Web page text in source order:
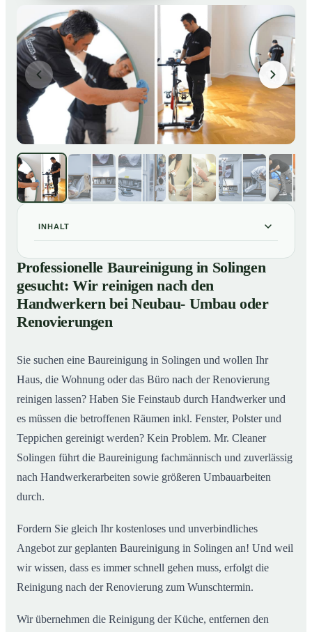
INHALT
01 Professionelle Baureinigung in Solingen gesucht: Wir
reinigen nach den Handwerkern bei Neubau- Umbau
oder Renovierungen
02Baureinigung in Solingen – Profis im Einsatz
Professionelle Baureinigung in Solingen
gesucht: Wir reinigen nach den
Handwerkern bei Neubau- Umbau oder
Renovierungen
Sie suchen eine Baureinigung in Solingen und wollen Ihr
Haus, die Wohnung oder das Büro nach der Renovierung
reinigen lassen? Haben Sie Feinstaub durch Handwerker und
es müssen die betroffenen Räumen inkl. Fenster, Polster und
Teppichen gereinigt werden? Kein Problem. Mr. Cleaner
Solingen führt die Baureinigung fachmännisch und zuverlässig
nach Handwerkerarbeiten sowie größeren Umbauarbeiten
durch.
Fordern Sie gleich Ihr kostenloses und unverbindliches
Angebot zur geplanten Baureinigung in Solingen an! Und weil
wir wissen, dass es immer schnell gehen muss, erfolgt die
Reinigung nach der Renovierung zum Wunschtermin.
Wir übernehmen die Reinigung der Küche, entfernen den